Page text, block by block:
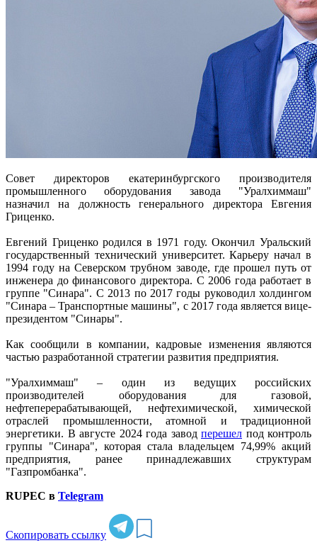
Совет директоров екатеринбургского производителя
промышленного оборудования завода "Уралхиммаш"
назначил на должность генерального директора Евгения
Гриценко.
Евгений Гриценко родился в 1971 году. Окончил Уральский
государственный технический университет. Карьеру начал в
1994 году на Северском трубном заводе, где прошел путь от
инженера до финансового директора. С 2006 года работает в
группе "Синара". С 2013 по 2017 годы руководил холдингом
"Синара – Транспортные машины", с 2017 года является вице-
президентом "Синары".
Как сообщили в компании, кадровые изменения являются
частью разработанной стратегии развития предприятия.
"Уралхиммаш" – один из ведущих российских
производителей оборудования для газовой,
нефтеперерабатывающей, нефтехимической, химической
отраслей промышленности, атомной и традиционной
энергетики. В августе 2024 года завод перешел под контроль
группы "Синара", которая стала владельцем 74,99% акций
предприятия, ранее принадлежавших структурам
"Газпромбанка".
RUPEC в Telegram
Скопировать ссылку